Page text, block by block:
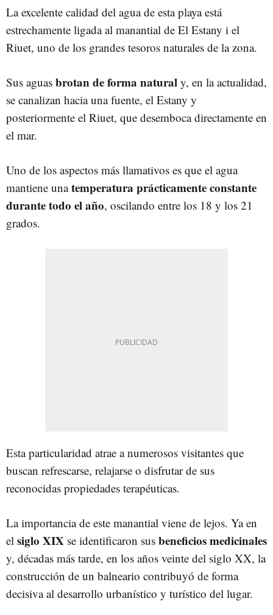
La excelente calidad del agua de esta playa está
estrechamente ligada al manantial de El Estany i el
Riuet, uno de los grandes tesoros naturales de la zona.
Sus aguas brotan de forma natural y, en la actualidad,
se canalizan hacia una fuente, el Estany y
posteriormente el Riuet, que desemboca directamente en
el mar.
Uno de los aspectos más llamativos es que el agua
mantiene unatemperatura prácticamente constante
durante todo el año, oscilando entre los 18 y los 21
grados.
Esta particularidad atrae a numerosos visitantes que
buscan refrescarse, relajarse o disfrutar de sus
reconocidas propiedades terapéuticas.
La importancia de este manantial viene de lejos. Ya en
el siglo XIX se identificaron sus beneficios medicinales
y, décadas más tarde, en los años veinte del siglo XX, la
construcción de un balneario contribuyó de forma
decisiva al desarrollo urbanístico y turístico del lugar.